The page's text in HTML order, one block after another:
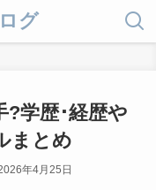
グ
?学歴･経歴や
まとめ
年4月25日